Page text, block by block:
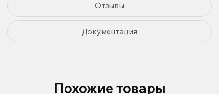
Отзывы
Документация
Похожие товары